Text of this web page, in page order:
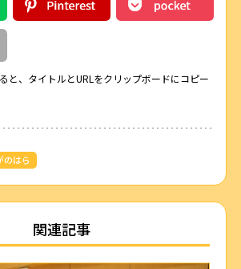
、タイトルとURLをクリップボードにコピー
のはら
関連記事